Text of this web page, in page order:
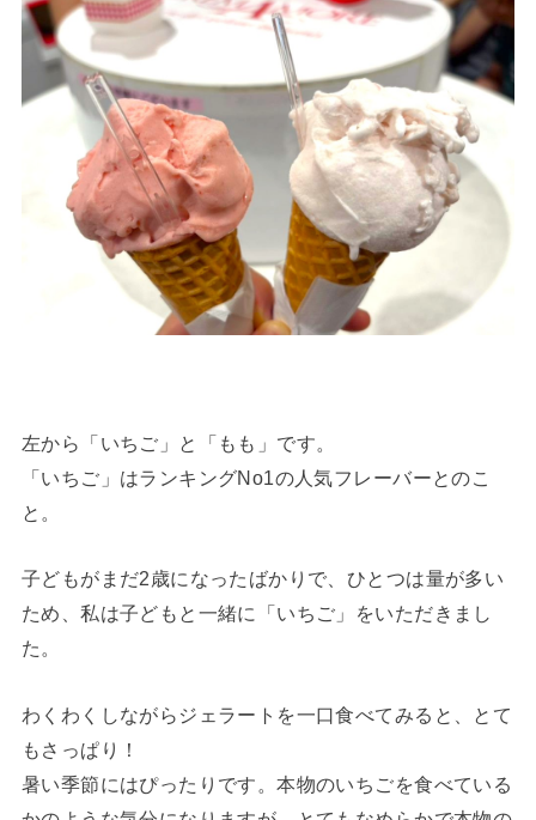
左から「いちご」と「もも」です。
「いちご」はランキングNo1の人気フレーバーとのこ
と。
子どもがまだ2歳になったばかりで、ひとつは量が多い
ため、私は子どもと一緒に「いちご」をいただきまし
た。
わくわくしながらジェラートを一口食べてみると、とて
もさっぱり！
暑い季節にはぴったりです。本物のいちごを食べている